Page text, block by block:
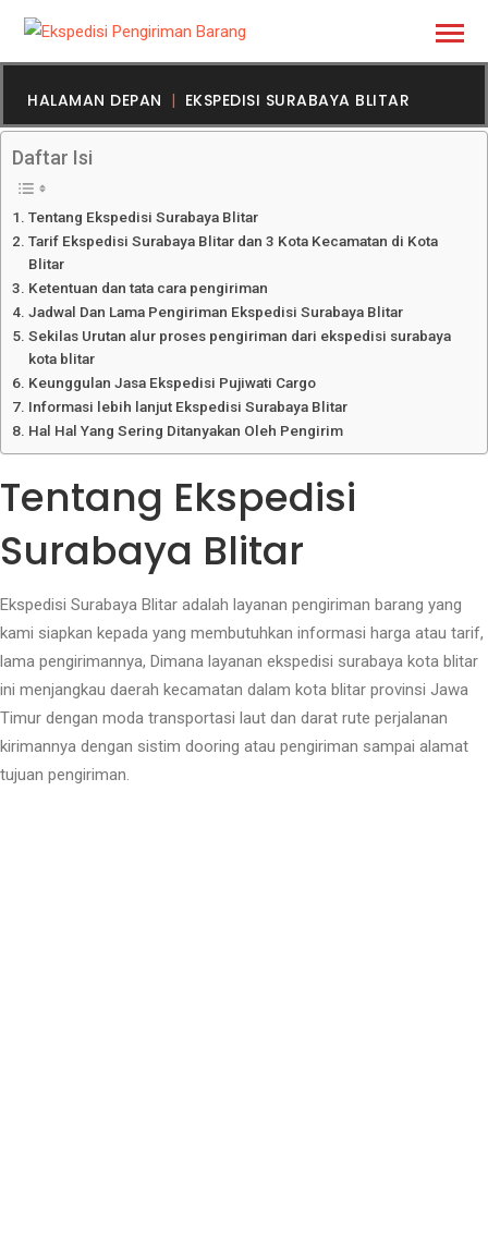
HALAMAN DEPAN EKSPEDISI SURABAYA BLITAR
Daftar Isi
Tentang Ekspedisi Surabaya Blitar
Tarif Ekspedisi Surabaya Blitar dan 3 Kota Kecamatan di Kota
Blitar
Ketentuan dan tata cara pengiriman
Jadwal Dan Lama Pengiriman Ekspedisi Surabaya Blitar
Sekilas Urutan alur proses pengiriman dari ekspedisi surabaya
kota blitar
Keunggulan Jasa Ekspedisi Pujiwati Cargo
Informasi lebih lanjut Ekspedisi Surabaya Blitar
Hal Hal Yang Sering Ditanyakan Oleh Pengirim
Tentang Ekspedisi
Surabaya Blitar
Ekspedisi Surabaya Blitar adalah layanan pengiriman barang yang
kami siapkan kepada yang membutuhkan informasi harga atau tarif,
lama pengirimannya, Dimana layanan ekspedisi surabaya kota blitar
ini menjangkau daerah kecamatan dalam kota blitar provinsi Jawa
Timur dengan moda transportasi laut dan darat rute perjalanan
kirimannya dengan sistim dooring atau pengiriman sampai alamat
tujuan pengiriman.